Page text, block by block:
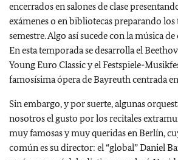
encerrados en salones de clase
exámenes o en bibliotecas preparando
semestre. Algo así sucede con la música
En esta temporada se desarrolla el
Young Euro Classic y el Festspiele-
famosísima ópera de Bayreuth centrada
Sin embargo, y por suerte, algunas
nosotros el gusto por los recitales
muy famosas y muy queridas en Berlín,
común es su director: el “global” Daniel